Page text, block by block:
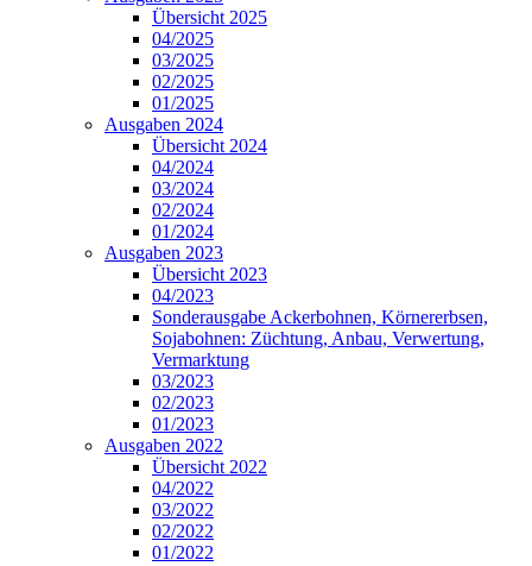
Übersicht 2025
04/2025
03/2025
02/2025
01/2025
Ausgaben 2024
Übersicht 2024
04/2024
03/2024
02/2024
01/2024
Ausgaben 2023
Übersicht 2023
04/2023
Sonderausgabe Ackerbohnen, Körnererbsen,
Sojabohnen: Züchtung, Anbau, Verwertung,
Vermarktung
03/2023
02/2023
01/2023
Ausgaben 2022
Übersicht 2022
04/2022
03/2022
02/2022
01/2022